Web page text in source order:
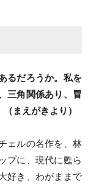
るだろうか。私を
三角関係あり、冒
まえがきより）
ェルの名作を、林
プに、現代に甦ら
好き、わがままで